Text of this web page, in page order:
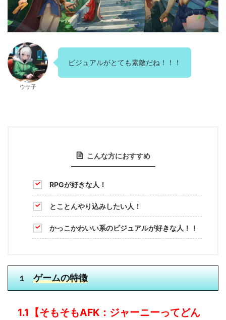
ウサ子
ビジュアルがとても素敵だね！！！
こんな方におすすめ
RPGが好きな人！
とことんやり込みしたい人！
かっこかわいい系のビジュアルが好きな人！！
１ゲームの特徴
1.1【そもそも‎AFK：ジャーニーってどん